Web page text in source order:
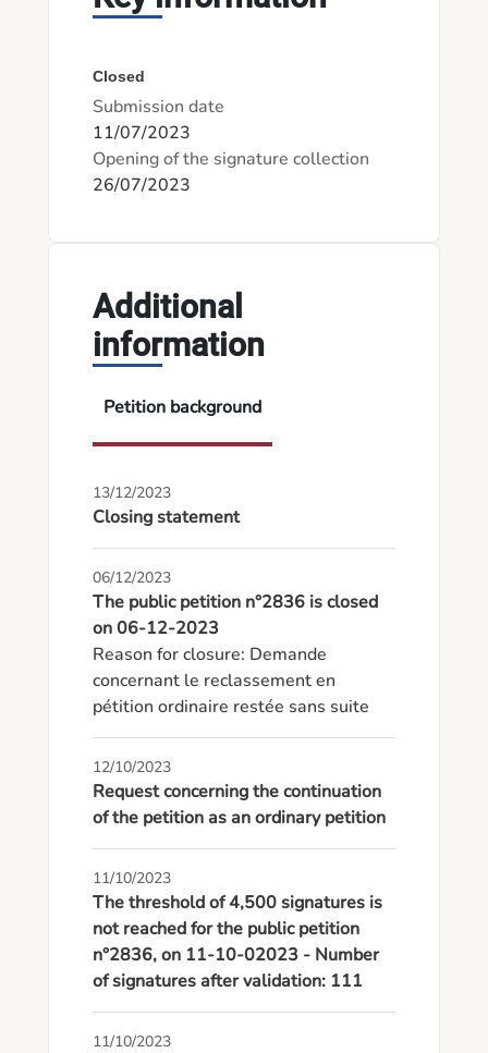
Closed
Submission date
11/07/2023
Opening of the signature collection
26/07/2023
Additional
information
Petition background
13/12/2023
Closing statement
06/12/2023
The public petition n°2836 is closed
on 06-12-2023
Reason for closure: Demande
concernant le reclassement en
pétition ordinaire restée sans suite
12/10/2023
Request concerning the continuation
of the petition as an ordinary petition
11/10/2023
The threshold of 4,500 signatures is
not reached for the public petition
n°2836, on 11-10-02023 - Number
of signatures after validation: 111
11/10/2023